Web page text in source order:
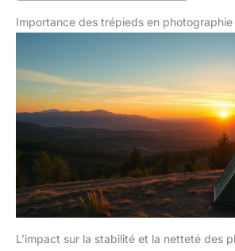
Importance des trépieds en
L’impact sur la stabilité et la netteté des